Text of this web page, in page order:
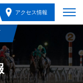
アクセス情報